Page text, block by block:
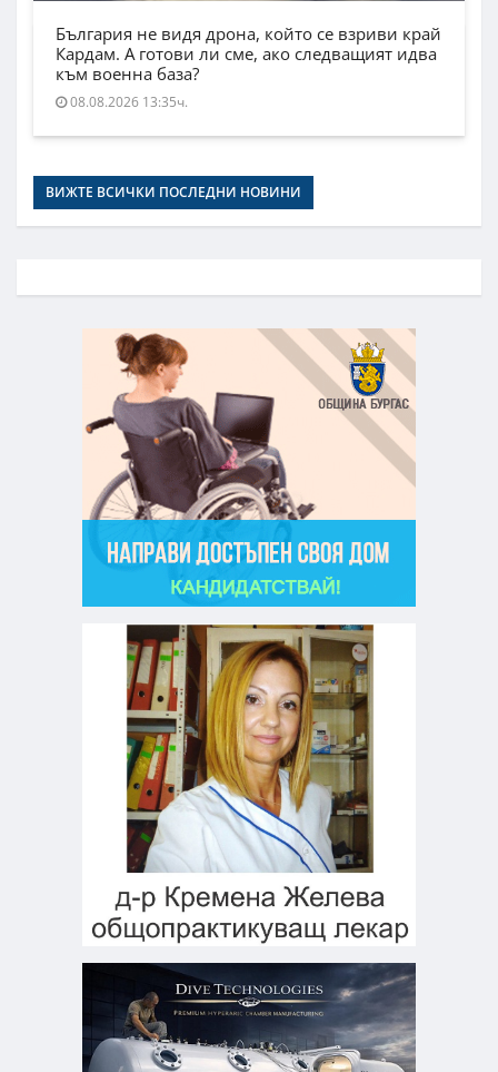
България не видя дрона, който се взриви край
Кардам. А готови ли сме, ако следващият идва
към военна база?
08.08.2026 13:35ч.
ВИЖТЕ ВСИЧКИ ПОСЛЕДНИ НОВИНИ